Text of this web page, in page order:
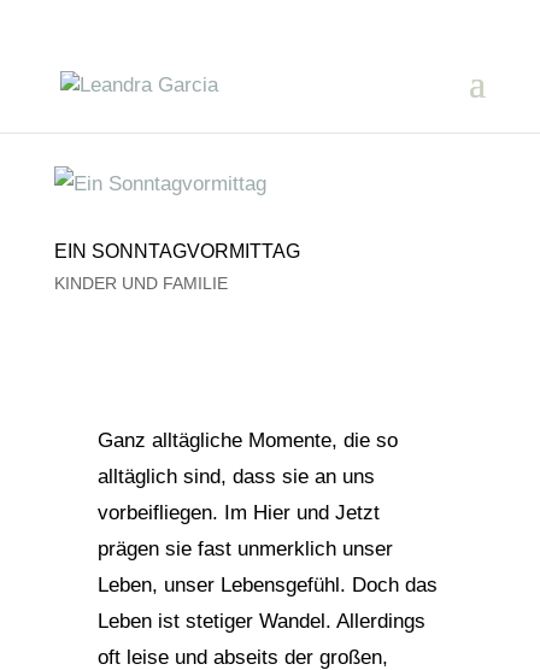
EIN SONNTAGVORMITTAG
KINDER UND FAMILIE
Ganz alltägliche Momente, die so
alltäglich sind, dass sie an uns
vorbeifliegen. Im Hier und Jetzt
prägen sie fast unmerklich unser
Leben, unser Lebensgefühl. Doch das
Leben ist stetiger Wandel. Allerdings
oft leise und abseits der großen,